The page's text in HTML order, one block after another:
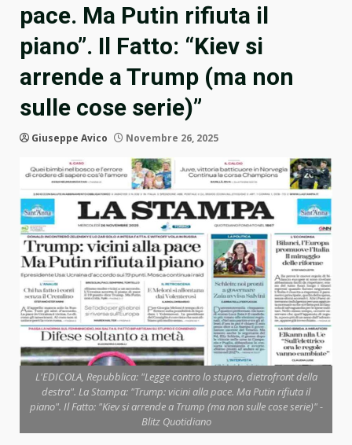
pace. Ma Putin rifiuta il
piano”. Il Fatto: “Kiev si
arrende a Trump (ma non
sulle cose serie)”
Giuseppe Avico Novembre 26, 2025
L'EDICOLA, Repubblica: "Legge contro lo stupro, dietrofront della
destra". La Stampa: "Trump: vicini alla pace. Ma Putin rifiuta il
piano". Il Fatto: "Kiev si arrende a Trump (ma non sulle cose serie)" -
Blitz Quotidiano